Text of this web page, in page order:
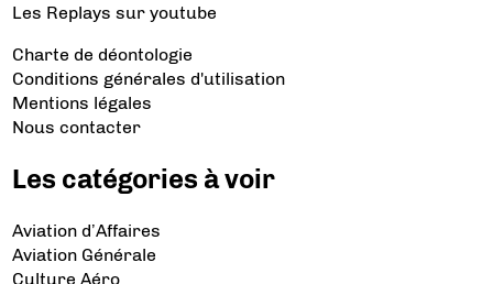
Les Replays sur youtube
Charte de déontologie
Conditions générales d'utilisation
Mentions légales
Nous contacter
Les catégories à voir
Aviation d’Affaires
Aviation Générale
Culture Aéro